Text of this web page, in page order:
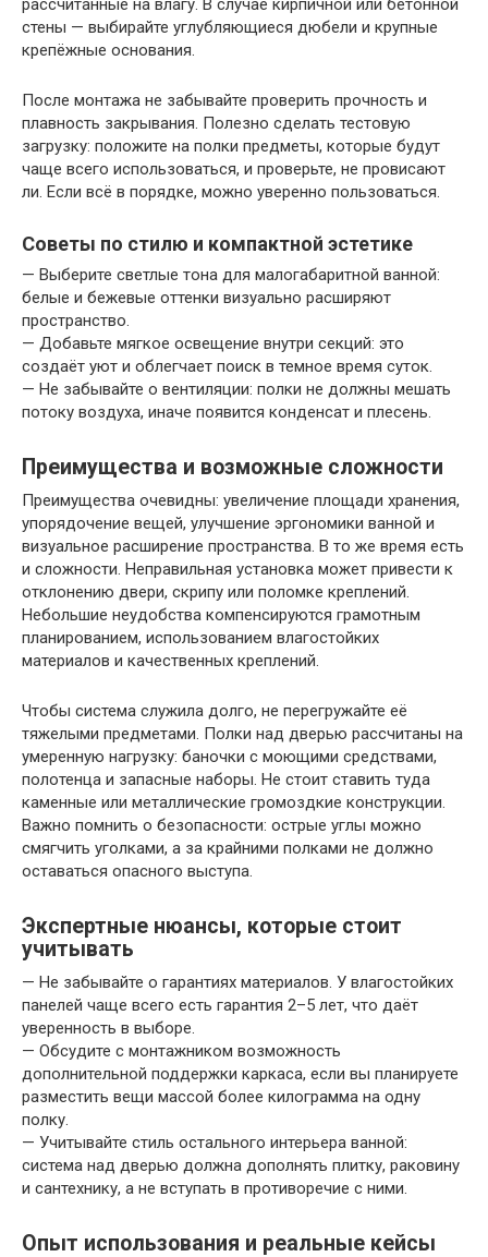
стены — выбирайте углубляющиеся дюбели и крупные
крепёжные основания.
После монтажа не забывайте проверить прочность и
плавность закрывания. Полезно сделать тестовую
загрузку: положите на полки предметы, которые будут
чаще всего использоваться, и проверьте, не провисают
ли. Если всё в порядке, можно уверенно пользоваться.
Советы по стилю и компактной эстетике
— Выберите светлые тона для малогабаритной ванной:
белые и бежевые оттенки визуально расширяют
пространство.
— Добавьте мягкое освещение внутри секций: это
создаёт уют и облегчает поиск в темное время суток.
— Не забывайте о вентиляции: полки не должны мешать
потоку воздуха, иначе появится конденсат и плесень.
Преимущества и возможные сложности
Преимущества очевидны: увеличение площади хранения,
упорядочение вещей, улучшение эргономики ванной и
визуальное расширение пространства. В то же время есть
и сложности. Неправильная установка может привести к
отклонению двери, скрипу или поломке креплений.
Небольшие неудобства компенсируются грамотным
планированием, использованием влагостойких
материалов и качественных креплений.
Чтобы система служила долго, не перегружайте её
тяжелыми предметами. Полки над дверью рассчитаны на
умеренную нагрузку: баночки с моющими средствами,
полотенца и запасные наборы. Не стоит ставить туда
каменные или металлические громоздкие конструкции.
Важно помнить о безопасности: острые углы можно
смягчить уголками, а за крайними полками не должно
оставаться опасного выступа.
Экспертные нюансы, которые стоит
учитывать
— Не забывайте о гарантиях материалов. У влагостойких
панелей чаще всего есть гарантия 2–5 лет, что даёт
уверенность в выборе.
— Обсудите с монтажником возможность
дополнительной поддержки каркаса, если вы планируете
разместить вещи массой более килограмма на одну
полку.
— Учитывайте стиль остального интерьера ванной:
система над дверью должна дополнять плитку, раковину
и сантехнику, а не вступать в противоречие с ними.
Опыт использования и реальные кейсы